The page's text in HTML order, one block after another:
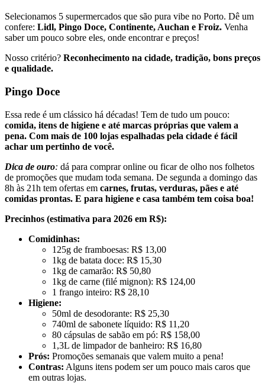
Selecionamos 5 supermercados que são pura vibe no Porto. Dê um
confere: Lidl, Pingo Doce, Continente, Auchan e Froiz. Venha
saber um pouco sobre eles, onde encontrar e preços!
Nosso critério? Reconhecimento na cidade, tradição, bons preços
e qualidade.
Pingo Doce
Essa rede é um clássico há décadas! Tem de tudo um pouco:
comida, itens de higiene e até marcas próprias que valem a
pena. Com mais de 100 lojas espalhadas pela cidade é fácil
achar um pertinho de você.
Dica de ouro: dá para comprar online ou ficar de olho nos folhetos
de promoções que mudam toda semana. De segunda a domingo das
8h às 21h tem ofertas em carnes, frutas, verduras, pães e até
comidas prontas. E para higiene e casa também tem coisa boa!
Precinhos (estimativa para 2026 em R$):
Comidinhas:
125g de framboesas: R$ 13,00
1kg de batata doce: R$ 15,30
1kg de camarão: R$ 50,80
1kg de carne (filé mignon): R$ 124,00
1 frango inteiro: R$ 28,10
Higiene:
50ml de desodorante: R$ 25,30
740ml de sabonete líquido: R$ 11,20
80 cápsulas de sabão em pó: R$ 158,00
1,3L de limpador de banheiro: R$ 16,80
Prós: Promoções semanais que valem muito a pena!
Contras: Alguns itens podem ser um pouco mais caros que
em outras lojas.